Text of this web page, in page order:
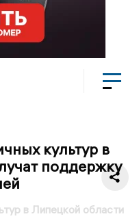
культур в
поддержку
в Липецкой области